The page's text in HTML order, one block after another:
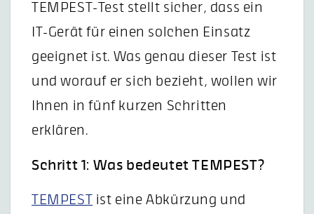
TEMPEST-Test stellt sicher, dass ein
IT-Gerät für einen solchen Einsatz
geeignet ist. Was genau dieser Test ist
und worauf er sich bezieht, wollen wir
Ihnen in fünf kurzen Schritten
erklären.
Schritt 1: Was bedeutet TEMPEST?
TEMPEST
ist eine Abkürzung und